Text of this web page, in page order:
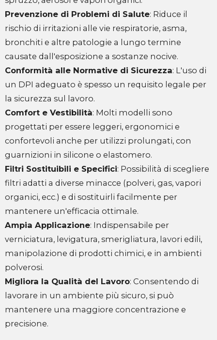
Prevenzione di Problemi di Salute: Riduce il
rischio di irritazioni alle vie respiratorie, asma,
bronchiti e altre patologie a lungo termine
causate dall'esposizione a sostanze nocive.
Conformità alle Normative di Sicurezza: L'uso di
un DPI adeguato è spesso un requisito legale per
la sicurezza sul lavoro.
Comfort e Vestibilità: Molti modelli sono
progettati per essere leggeri, ergonomici e
confortevoli anche per utilizzi prolungati, con
guarnizioni in silicone o elastomero.
Filtri Sostituibili e Specifici: Possibilità di scegliere
filtri adatti a diverse minacce (polveri, gas, vapori
organici, ecc.) e di sostituirli facilmente per
mantenere un'efficacia ottimale.
Ampia Applicazione: Indispensabile per
verniciatura, levigatura, smerigliatura, lavori edili,
manipolazione di prodotti chimici, e in ambienti
polverosi.
Migliora la Qualità del Lavoro: Consentendo di
lavorare in un ambiente più sicuro, si può
mantenere una maggiore concentrazione e
precisione.